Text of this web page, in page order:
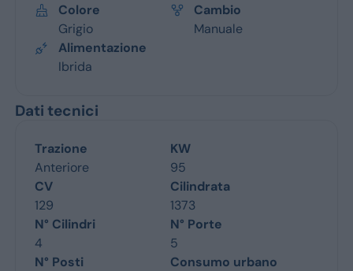
Colore
Grigio
Cambio
Manuale
Alimentazione
Ibrida
Dati tecnici
Trazione
Anteriore
KW
95
CV
129
Cilindrata
1373
N° Cilindri
4
N° Porte
5
N° Posti
Consumo urbano